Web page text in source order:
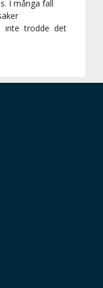
I många fall
inte trodde det